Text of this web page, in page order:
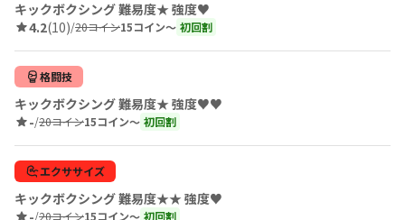
キックボクシング 難易度★ 強度♥
4.2(10)/20コイン15コイン〜 初回割
格闘技
キックボクシング 難易度★ 強度♥♥
-/20コイン15コイン〜 初回割
エクササイズ
キックボクシング 難易度★★ 強度♥
-/20コイン15コイン〜 初回割